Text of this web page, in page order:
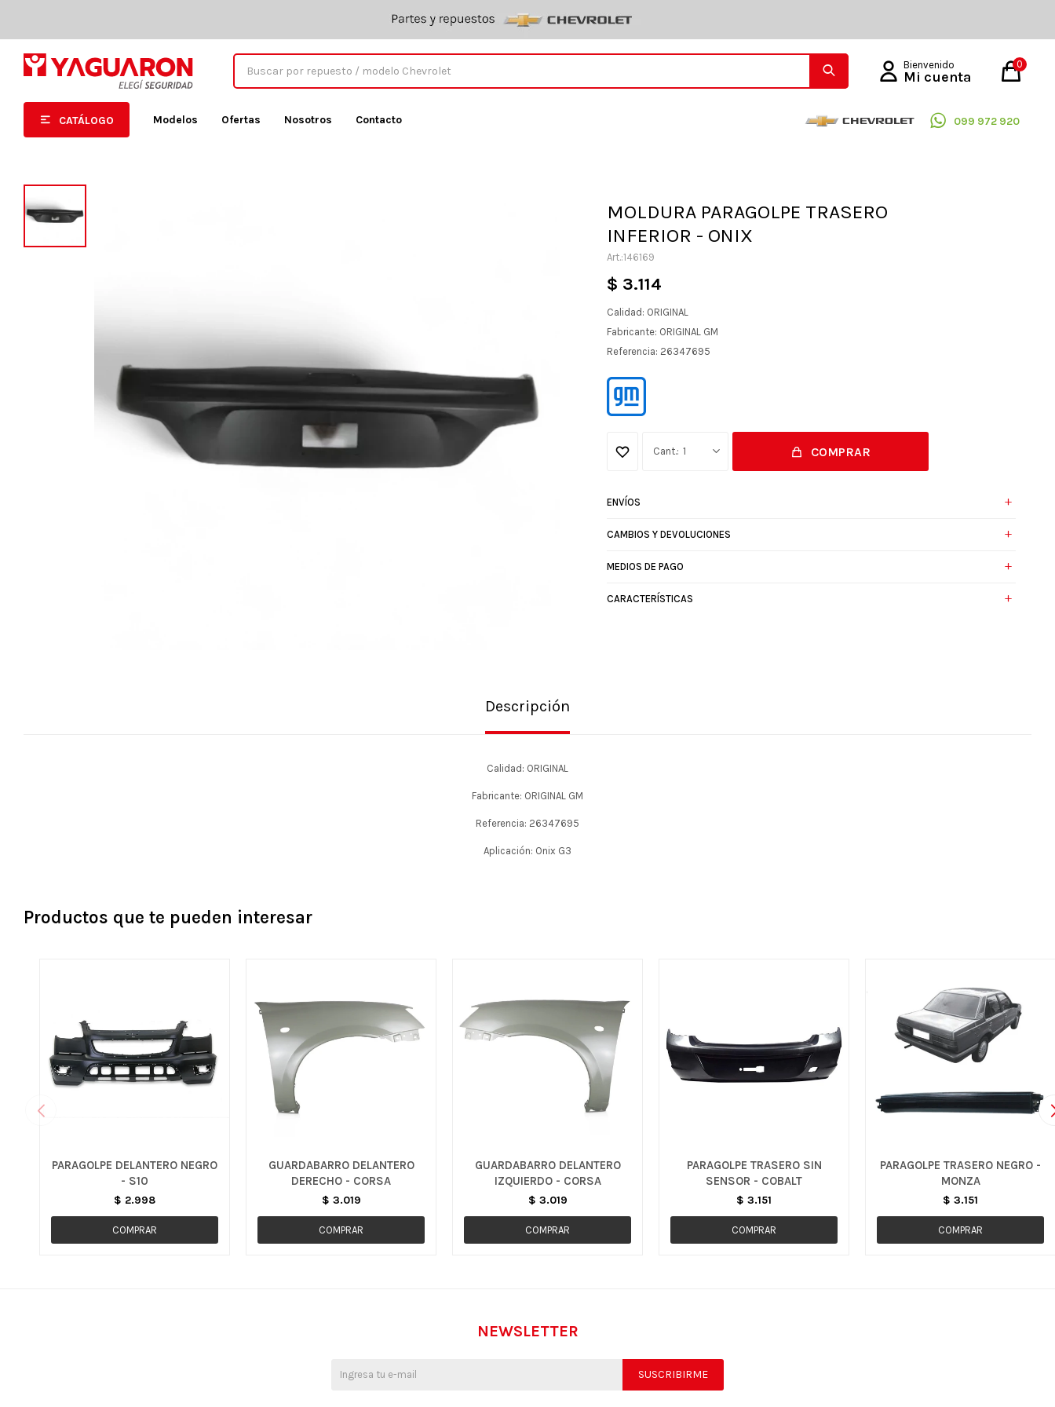
CATÁLOGO Modelos Ofertas Nosotros Contacto 099 972 920
0
MOLDURA PARAGOLPE TRASERO
INFERIOR - ONIX
146169
$ 3.114
Calidad: ORIGINAL
Fabricante: ORIGINAL GM
Referencia: 26347695
1 COMPRAR
ENVÍOS
CAMBIOS Y DEVOLUCIONES
MEDIOS DE PAGO
CARACTERÍSTICAS
Descripción
Calidad: ORIGINAL
Fabricante: ORIGINAL GM
Referencia: 26347695
Aplicación: Onix G3
Productos que te pueden interesar
PARAGOLPE DELANTERO NEGRO
- S10
$ 2.998
GUARDABARRO DELANTERO
DERECHO - CORSA
$ 3.019
GUARDABARRO DELANTERO
IZQUIERDO - CORSA
$ 3.019
PARAGOLPE TRASERO SIN
SENSOR - COBALT
$ 3.151
PARAGOLPE TRASERO NEGRO -
MONZA
$ 3.151
NEWSLETTER
SUSCRIBIRME